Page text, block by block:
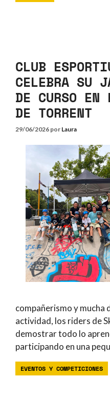
CLUB
CELEBRA SU
DE CURSO EN
DE TORRENT
29/06/2026 por Laura
compañerismo y mucha
actividad, los riders de
demostrar todo lo
participando en una
EVENTOS Y COMPETICIONES